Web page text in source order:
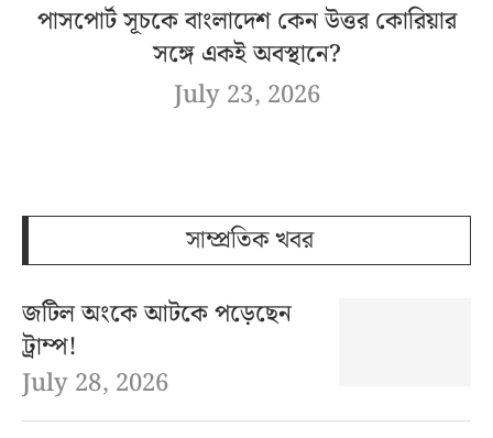
পাসপোর্ট সূচকে বাংলাদেশ কেন উত্তর কোরিয়ার
সঙ্গে একই অবস্থানে?
July 23, 2026
সাম্প্রতিক খবর
জটিল অংকে আটকে পড়েছেন
ট্রাম্প!
July 28, 2026